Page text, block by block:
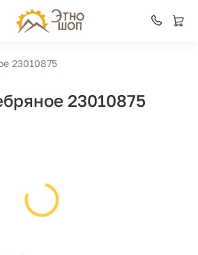
23010875
23010875